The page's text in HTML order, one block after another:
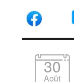
30
Août